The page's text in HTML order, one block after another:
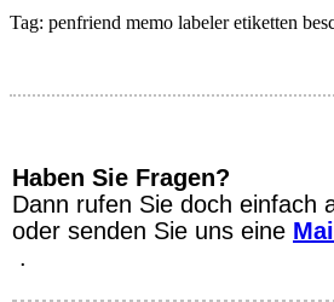
Tag: penfriend memo labeleretiketten
Haben Sie Fragen?
Dann rufen Sie doch einfach
oder senden Sie uns eine
.